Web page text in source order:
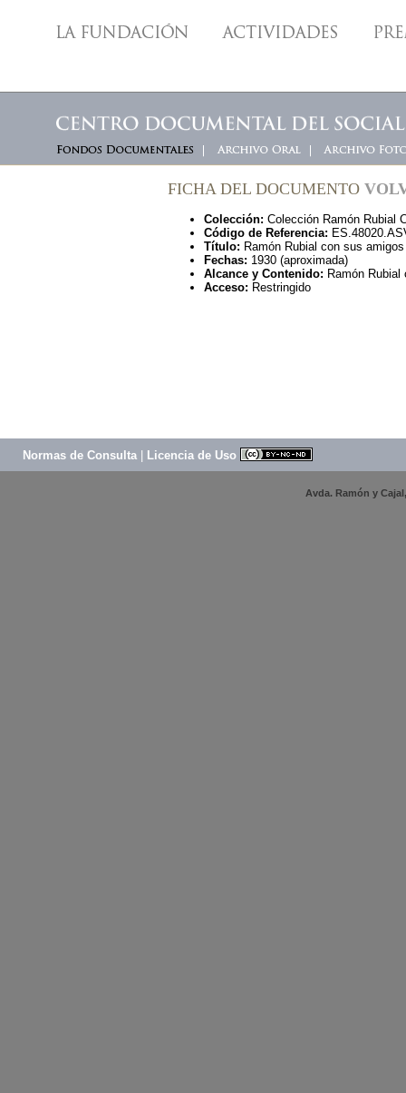
FICHA DEL DOCUMENTO
Colección: Colección Ramón Rubial
Código de Referencia:
Título: Ramón Rubial con sus
Fechas: 1930 (aproximada)
Alcance y Contenido: Ramón
Acceso: Restringido
Normas de Consulta Licencia de Uso
Avda. Ramón y